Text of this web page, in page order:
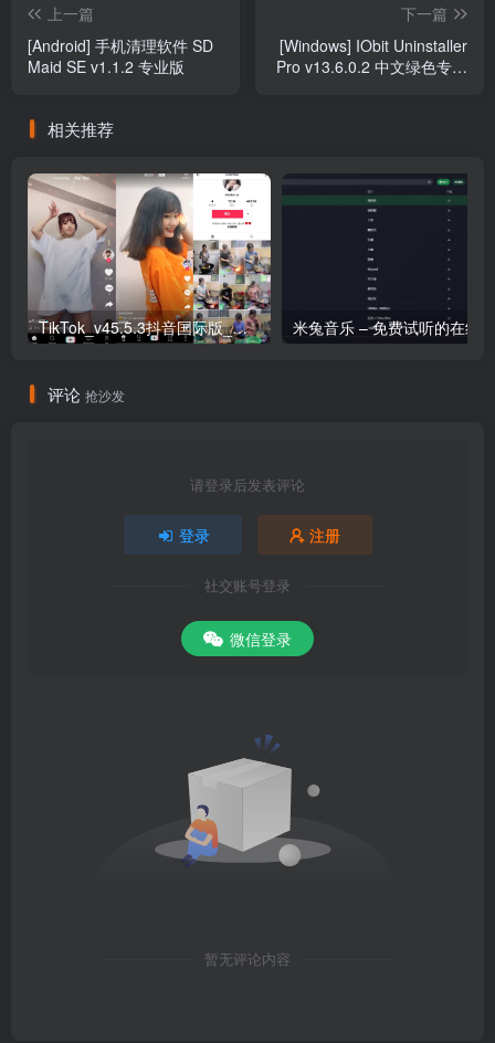
上一篇
[Android] 手机清理软件 SD
Maid SE v1.1.2 专业版
下一篇
[Windows] IObit Uninstaller
Pro v13.6.0.2 中文绿色专业
相关推荐
TikTok_v45.5.3抖音国际版_免拔卡解锁全球版
评论 抢沙发
请登录后发表评论
登录 注册
社交账号登录
微信登录
暂无评论内容